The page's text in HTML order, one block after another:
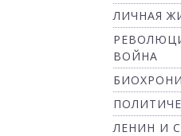
ЛИЧНАЯ
ВОЙНА
ЛЕНИН И